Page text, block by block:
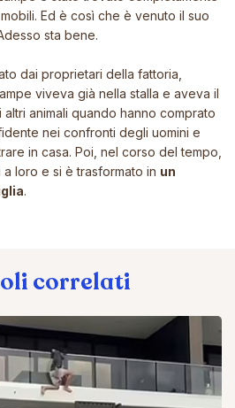
Ed è così che è venuto il suo
sta bene.
dai proprietari della fattoria,
viveva già nella stalla e aveva il
animali quando hanno comprato
nei confronti degli uomini e
in casa. Poi, nel corso del tempo,
loro e si è trasformato in un
.
correlati